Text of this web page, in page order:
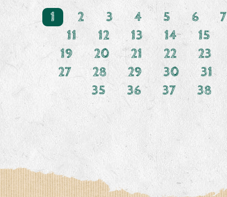
1 2 3 4 5 6 7
11
12 13 14 15
19
20 21 22 23
27
28 29 30 31
35
36 37 38